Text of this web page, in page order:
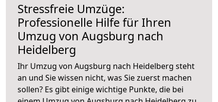
Stressfreie Umzüge:
Professionelle Hilfe für Ihren
Umzug von Augsburg nach
Heidelberg
Ihr Umzug von Augsburg nach Heidelberg steht
an und Sie wissen nicht, was Sie zuerst machen
sollen? Es gibt einige wichtige Punkte, die bei